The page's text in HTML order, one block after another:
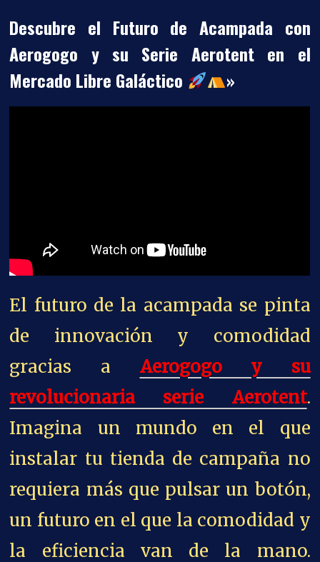
Descubre el Futuro de Acampada con
Aerogogo y su Serie Aerotent en el
Mercado Libre Galáctico
»
El futuro de la acampada se pinta
de innovación y comodidad
gracias a Aerogogo y su
revolucionaria serie Aerotent.
Imagina un mundo en el que
instalar tu tienda de campaña no
requiera más que pulsar un botón,
un futuro en el que la comodidad y
la eficiencia van de la mano.